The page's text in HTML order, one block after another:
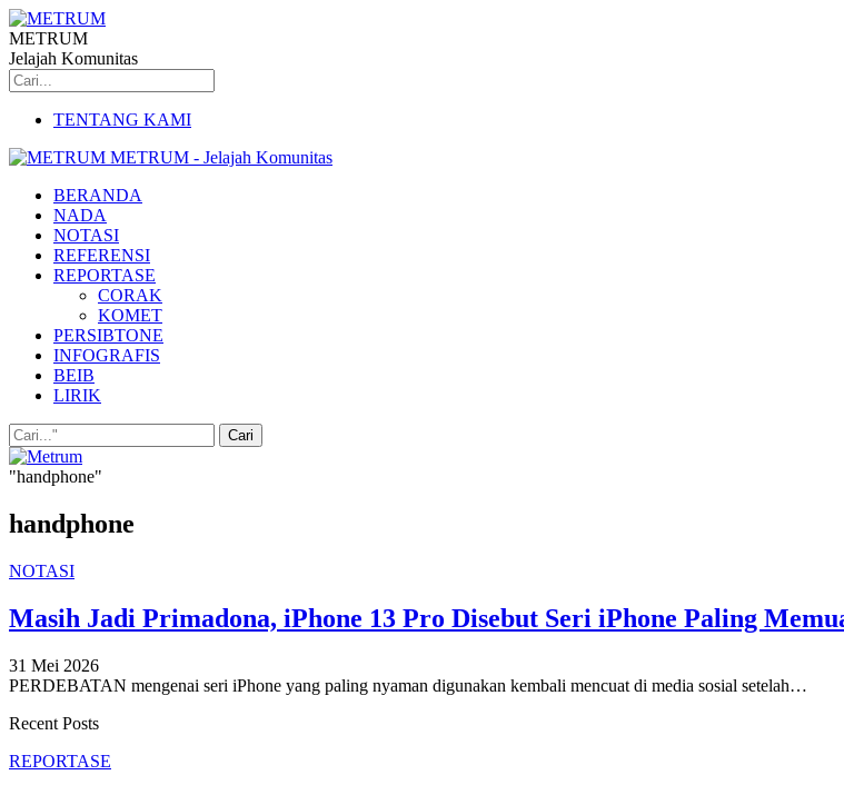
METRUM
Jelajah Komunitas
TENTANG KAMI
METRUM - Jelajah Komunitas
BERANDA
NADA
NOTASI
REFERENSI
REPORTASE
CORAK
KOMET
PERSIBTONE
INFOGRAFIS
BEIB
LIRIK
"handphone"
handphone
NOTASI
Masih Jadi Primadona, iPhone 13 Pro Disebut Seri iPhone Paling
31 Mei 2026
PERDEBATAN mengenai seri iPhone yang paling nyaman digunakan kembali mencuat di media sosial setelah…
Recent Posts
REPORTASE